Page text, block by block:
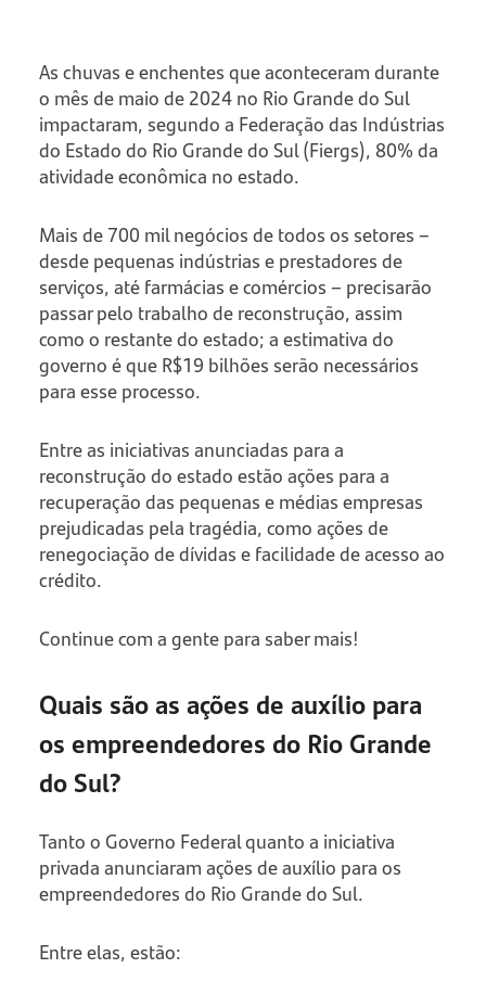
As chuvas e enchentes que aconteceram durante
o mês de maio de 2024 no Rio Grande do Sul
impactaram, segundo a Federação das Indústrias
do Estado do Rio Grande do Sul (Fiergs), 80% da
atividade econômica no estado.
Mais de 700 mil negócios de todos os setores –
desde pequenas indústrias e prestadores de
serviços, até farmácias e comércios – precisarão
passar pelo trabalho de reconstrução, assim
como o restante do estado; a estimativa do
governo é que R$19 bilhões serão necessários
para esse processo.
Entre as iniciativas anunciadas para a
reconstrução do estado estão ações para a
recuperação das pequenas e médias empresas
prejudicadas pela tragédia, como ações de
renegociação de dívidas e facilidade de acesso ao
crédito.
Continue com a gente para saber mais!
Quais são as ações de auxílio para
os empreendedores do Rio Grande
do Sul?
Tanto o Governo Federal quanto a iniciativa
privada anunciaram ações de auxílio para os
empreendedores do Rio Grande do Sul.
Entre elas, estão: